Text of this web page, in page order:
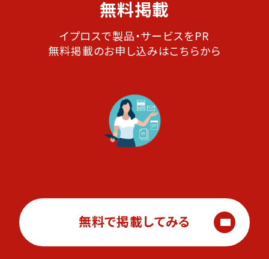
無料掲載
イプロスで製品・サービスをPR
無料掲載のお申し込みはこちらから
無料で掲載してみる